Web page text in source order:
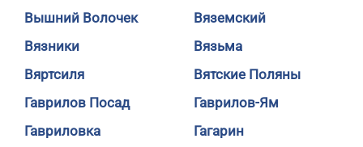
Вышний Волочек
Вяземский
Вязники
Вязьма
Вяртсиля
Вятские Поляны
Гаврилов Посад
Гаврилов-Ям
Гавриловка
Гагарин